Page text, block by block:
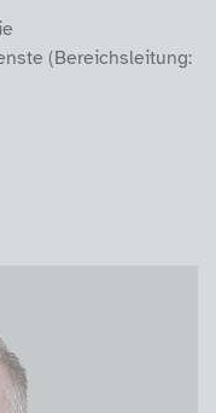
(Bereichsleitung: